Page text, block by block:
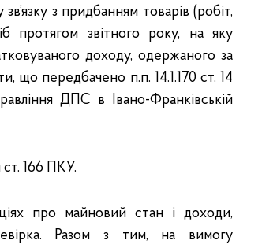
з придбанням товарів (робіт,
протягом звітного року, на яку
доходу, одержаного за
що передбачено п.п. 14.1.170 ст. 14
ДПС в Івано-Франківській
166 ПКУ.
про майновий стан і доходи,
Разом з тим, на вимогу